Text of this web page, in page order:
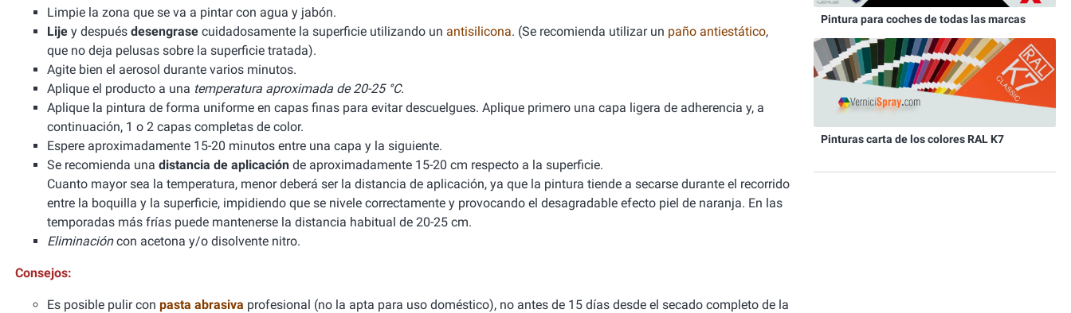
Limpie la zona que se va a pintar con agua y jabón.
Lije y después desengrase cuidadosamente la superficie utilizando un antisilicona. (Se recomienda utilizar un paño antiestático,
que no deja pelusas sobre la superficie tratada).
Agite bien el aerosol durante varios minutos.
Aplique el producto a una temperatura aproximada de 20-25 °C.
Aplique la pintura de forma uniforme en capas finas para evitar descuelgues. Aplique primero una capa ligera de adherencia y, a
continuación, 1 o 2 capas completas de color.
Espere aproximadamente 15-20 minutos entre una capa y la siguiente.
Se recomienda una distancia de aplicación de aproximadamente 15-20 cm respecto a la superficie.
Cuanto mayor sea la temperatura, menor deberá ser la distancia de aplicación, ya que la pintura tiende a secarse durante el recorrido
entre la boquilla y la superficie, impidiendo que se nivele correctamente y provocando el desagradable efecto piel de naranja. En las
temporadas más frías puede mantenerse la distancia habitual de 20-25 cm.
Eliminacióncon acetona y/o disolvente nitro.
Consejos:
Es posible pulir con pasta abrasiva profesional (no la apta para uso doméstico), no antes de 15 días desde el secado completo de la
Pintura para coches de todas las marcas
Pinturas carta de los colores RAL K7